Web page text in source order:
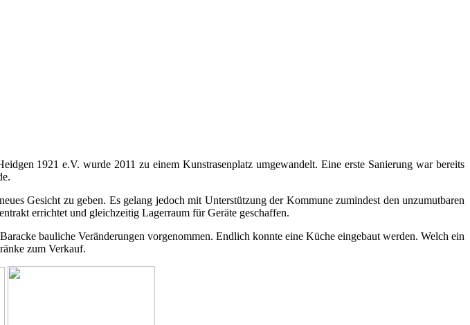
1921 e.V. wurde 2011 zu einem Kunstrasenplatz umgewandelt. Eine erste Sanierung war bereits
Gesicht zu geben. Es gelang jedoch mit Unterstützung der Kommune zumindest den unzumutbaren
errichtet und gleichzeitig Lagerraum für Geräte geschaffen.
bauliche Veränderungen vorgenommen. Endlich konnte eine Küche eingebaut werden. Welch ein
zum Verkauf.